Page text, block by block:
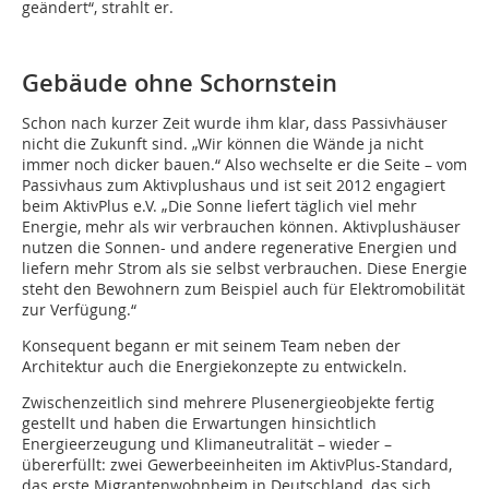
geändert“, strahlt er.
Gebäude ohne Schornstein
Schon nach kurzer Zeit wurde ihm klar, dass Passivhäuser
nicht die Zukunft sind. „Wir können die Wände ja nicht
immer noch dicker bauen.“ Also wechselte er die Seite – vom
Passiv­haus zum Aktivplushaus und ist seit 2012 engagiert
beim AktivPlus e.V. „Die Sonne liefert täglich viel mehr
Energie, mehr als wir verbrauchen kön­nen. Aktivplushäuser
nutzen die Sonnen- und andere regenerative Energien und
liefern mehr Strom als sie selbst verbrauchen. Diese Energie
steht den Bewohnern zum Beispiel auch für Elektromobilität
zur Verfügung.“
Konsequent begann er mit seinem Team neben der
Architektur auch die Energiekonzepte zu entwickeln.
Zwischenzeitlich sind mehrere Plus­ener­gie­ob­jekte fertig
gestellt und haben die Erwartungen hinsichtlich
Energieerzeugung und Klimaneutralität – wieder –
übererfüllt: zwei Gewerbeeinheiten im AktivPlus-Standard,